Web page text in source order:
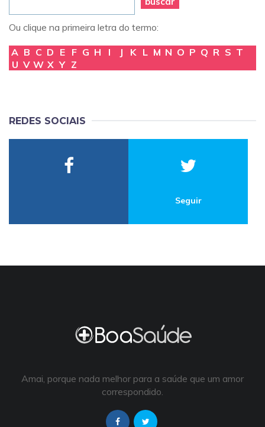
Ou clique na primeira letra do termo:
A B C D E F G H I J K L M N O P Q R S T
U V W X Y Z
REDES SOCIAIS
Seguir
Amai, porque nada melhor para a saúde que um amor
correspondido.